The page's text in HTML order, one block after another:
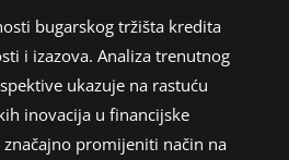
bugarskog tržišta kredita
i izazova. Analiza trenutnog
ukazuje na rastuću
inovacija u financijske
promijeniti način na